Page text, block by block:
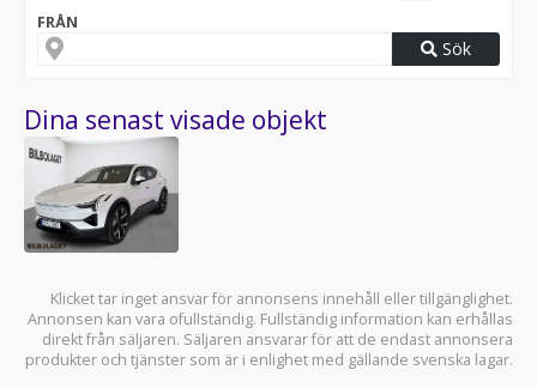
FRÅN
Sök
Dina senast visade objekt
Klicket tar inget ansvar för annonsens innehåll eller tillgänglighet.
Annonsen kan vara ofullständig. Fullständig information kan erhållas
direkt från säljaren. Säljaren ansvarar för att de endast annonsera
produkter och tjänster som är i enlighet med gällande svenska lagar.